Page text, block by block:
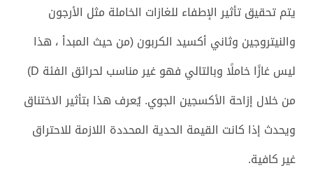
يتم تحقيق تأثير الإطفاء للغازات الخاملة مثل الأرجون
والنيتروجين وثاني أكسيد الكربون (من حيث المبدأ ، هذا
ليس غازًا خاملًا وبالتالي فهو غير مناسب لحرائق الفئة D)
من خلال إزاحة الأكسجين الجوي. يُعرف هذا بتأثير الاختناق
ويحدث إذا كانت القيمة الحدية المحددة اللازمة للاحتراق
غير كافية.